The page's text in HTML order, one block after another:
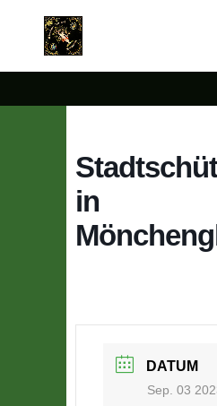
in
DATUM
Sep. 03